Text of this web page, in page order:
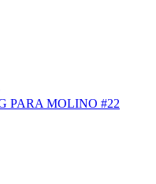
PARA MOLINO #22